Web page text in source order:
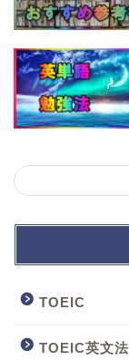
TOEIC
TOEIC英文法